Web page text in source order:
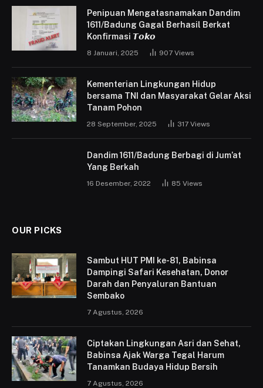
Penipuan Mengatasnamakan Dandim
1611/Badung Gagal Berhasil Berkat
Konfirmasi 𝙏𝙤𝙠𝙤
8 Januari, 2025 907 Views
Kementerian Lingkungan Hidup
bersama TNI dan Masyarakat Gelar Aksi
Tanam Pohon
28 September, 2025 317 Views
Dandim 1611/Badung Berbagi di Jum’at
Yang Berkah
16 Desember, 2022 85 Views
OUR PICKS
Sambut HUT PMI ke-81, Babinsa
Dampingi Safari Kesehatan, Donor
Darah dan Penyaluran Bantuan
Sembako
7 Agustus, 2026
Ciptakan Lingkungan Asri dan Sehat,
Babinsa Ajak Warga Tegal Harum
Tanamkan Budaya Hidup Bersih
7 Agustus, 2026